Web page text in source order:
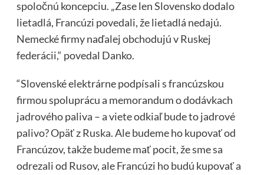
spoločnú koncepciu. „Zase len Slovensko dodalo
lietadlá, Francúzi povedali, že lietadlá nedajú.
Nemecké firmy naďalej obchodujú v Ruskej
federácii,“ povedal Danko.
“Slovenské elektrárne podpísali s francúzskou
firmou spoluprácu a memorandum o dodávkach
jadrového paliva – a viete odkiaľ bude to jadrové
palivo? Opäť z Ruska. Ale budeme ho kupovať od
Francúzov, takže budeme mať pocit, že sme sa
odrezali od Rusov, ale Francúzi ho budú kupovať a